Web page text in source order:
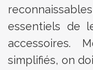
essentiels de
accessoires.
simplifiés, on